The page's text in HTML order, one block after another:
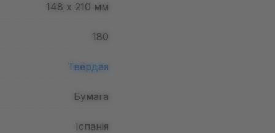
148 х 210 мм
180
Твёрдая
Бумага
Іспанія